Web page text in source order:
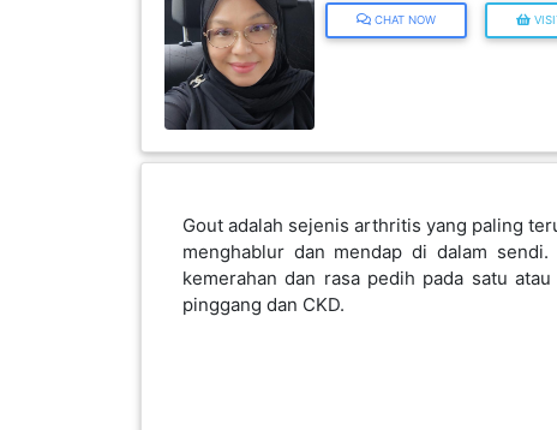
CHAT NOW
Gout adalah sejenis arthritis yang paling
menghablur dan mendap di dalam
kemerahan dan rasa pedih pada satu
pinggang dan CKD.